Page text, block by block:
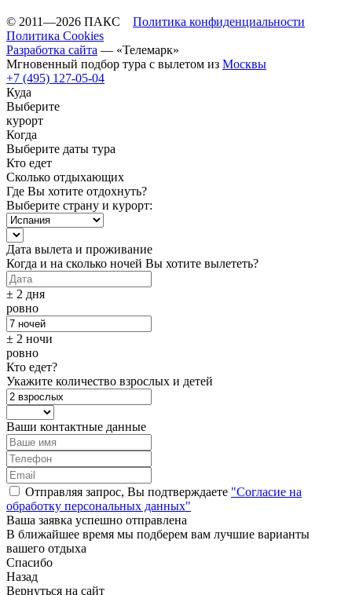
© 2011—2026 ПАКС Политика конфиденциальности
Политика Cookies
Разработка сайта — «Телемарк»
Мгновенный подбор тура с вылетом из Москвы
+7 (495) 127-05-04
Куда
Выберите
курорт
Когда
Выберите даты тура
Кто едет
Сколько отдыхающих
Где Вы хотите отдохнуть?
Выберите страну и курорт:
Дата вылета и проживание
Когда и на сколько ночей Вы хотите вылететь?
± 2 дня
ровно
± 2 ночи
ровно
Кто едет?
Укажите количество взрослых и детей
Ваши контактные данные
Отправляя запрос, Вы подтверждаете "Согласие на
обработку персональных данных"
Ваша заявка успешно отправлена
В ближайшее время мы подберем вам лучшие варианты
вашего отдыха
Спасибо
Назад
Вернуться на сайт